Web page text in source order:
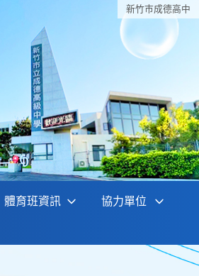
新竹巿成德高中
體育班資訊 協力單位